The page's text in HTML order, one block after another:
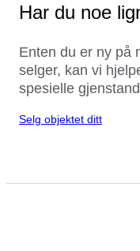
Har du noe
Enten du er ny på
selger, kan vi
spesielle
Selg objektet ditt